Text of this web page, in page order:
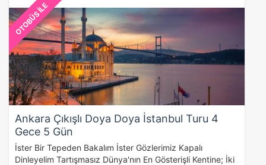
OTOBÜS İLE
Ankara Çıkışlı Doya Doya İstanbul Turu 4
Gece 5 Gün
İster Bir Tepeden Bakalım İster Gözlerimiz Kapalı
Dinleyelim Tartışmasız Dünya'nın En Gösterişli Kentine; İki